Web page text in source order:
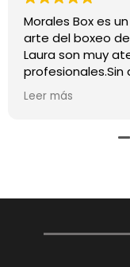
Morales Box es
arte del boxeo
Laura son muy
recomendable
mejorar en este
Leer más